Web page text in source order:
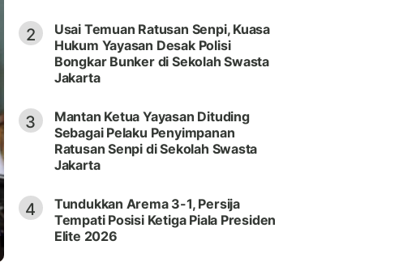
2
Usai Temuan Ratusan Senpi, Kuasa
Hukum Yayasan Desak Polisi
Bongkar Bunker di Sekolah Swasta
Jakarta
3
Mantan Ketua Yayasan Dituding
Sebagai Pelaku Penyimpanan
Ratusan Senpi di Sekolah Swasta
Jakarta
4
Tundukkan Arema 3-1, Persija
Tempati Posisi Ketiga Piala Presiden
Elite 2026